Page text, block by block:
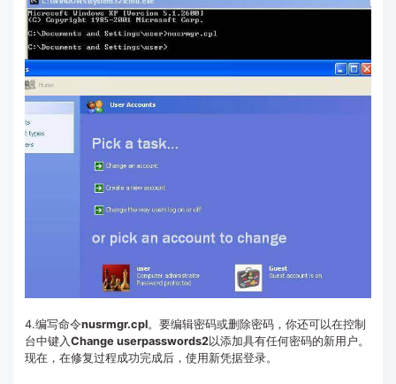
4.编写命令nusrmgr.cpl。要编辑密码或删除密码，你还可以在控制
台中键入Change userpasswords2以添加具有任何密码的新用户。
现在，在修复过程成功完成后，使用新凭据登录。